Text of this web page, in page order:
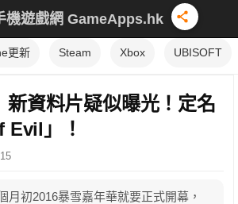
機遊戲網 GameApps.hk
更新 Steam Xbox UBISOFT
新資料片疑似曝光！定名
Evil」！
月初2016暴雪嘉年華就要正式開幕，